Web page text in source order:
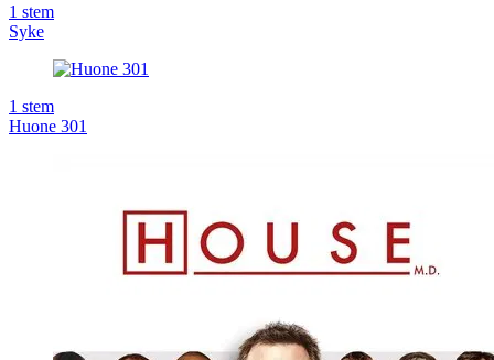
1 stem
Syke
1 stem
Huone 301